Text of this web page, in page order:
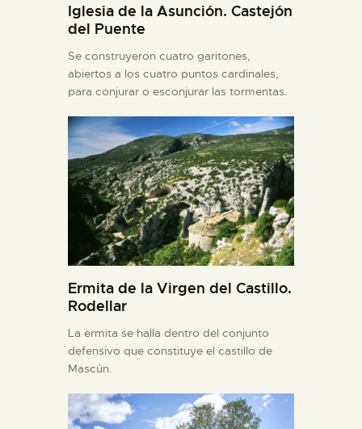
Iglesia de la Asunción. Castejón
del Puente
Se construyeron cuatro garitones,
abiertos a los cuatro puntos cardinales,
para conjurar o esconjurar las tormentas.
Ermita de la Virgen del Castillo.
Rodellar
La ermita se halla dentro del conjunto
defensivo que constituye el castillo de
Mascún.